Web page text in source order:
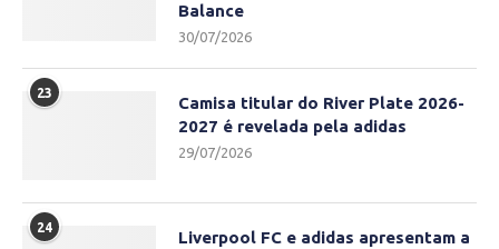
Balance
30/07/2026
23
Camisa titular do River Plate 2026-
2027 é revelada pela adidas
29/07/2026
24
Liverpool FC e adidas apresentam a